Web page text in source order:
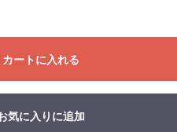
カートに入れる
気に入りに追加
せん。
認の上、お客様ご自身の判
が、指定のサービスマニュ